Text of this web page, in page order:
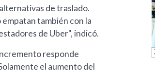
de traslado.
también con la
de Uber", indicó.
responde
el aumento del